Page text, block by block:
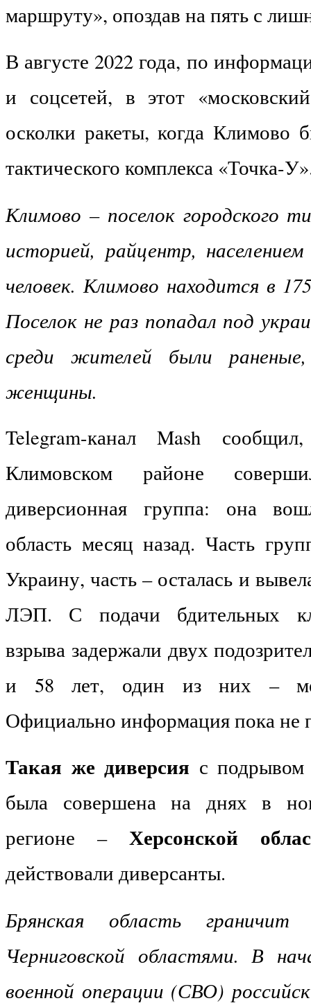
маршруту», опоздав на пять с
В августе 2022 года, по
и соцсетей, в этот
осколки ракеты, когда Климово
тактического комплекса «Точка-
Климово – поселок городского
историей, райцентр,
человек. Климово находится в
Поселок не раз попадал под
среди жителей были
женщины.
Telegram-каналMash
Климовском районе
диверсионная группа: она
область месяц назад. Часть
Украину, часть – осталась и
ЛЭП. С подачи бдительных
взрыва задержали двух
и 58 лет, один из них –
Официально информация пока не
Такая же диверсия с
была совершена на днях в
регионе – Херсонской
действовали диверсанты.
Брянская область
Черниговской областями. В
военной операции (СВО)